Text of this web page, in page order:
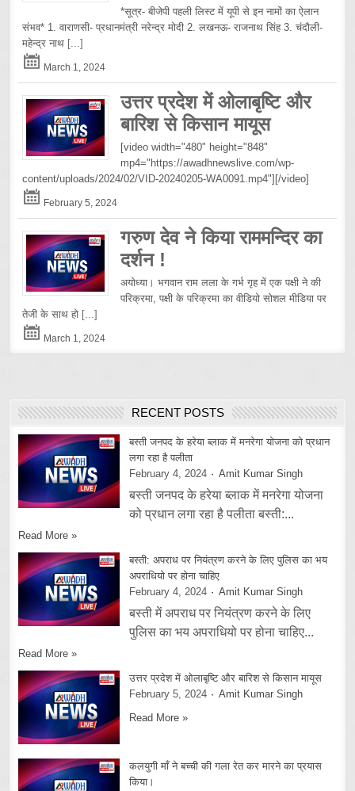
*सूत्र- बीजेपी पहली लिस्ट में यूपी से इन नामों का ऐलान
संभव* 1. वाराणसी- प्रधानमंत्री नरेन्द्र मोदी 2. लखनऊ- राजनाथ सिंह 3. चंदौली-
महेन्द्र नाथ [...]
March 1, 2024
उत्तर प्रदेश में ओलाबृष्टि और
बारिश से किसान मायूस
[video width="480" height="848"
mp4="https://awadhnewslive.com/wp-
content/uploads/2024/02/VID-20240205-WA0091.mp4"][/video]
February 5, 2024
गरुण देव ने किया राममन्दिर का
दर्शन !
अयोध्या। भगवान राम लला के गर्भ गृह में एक पक्षी ने की
परिक्रमा, पक्षी के परिक्रमा का वीडियो सोशल मीडिया पर
तेजी के साथ हो [...]
March 1, 2024
RECENT POSTS
बस्ती जनपद के हरेया ब्लाक में मनरेगा योजना को प्रधान
लगा रहा है पलीता
February 4, 2024
Amit Kumar Singh
बस्ती जनपद के हरेया ब्लाक में मनरेगा योजना
को प्रधान लगा रहा है पलीता बस्ती:...
Read More »
बस्ती: अपराध पर नियंत्रण करने के लिए पुलिस का भय
अपराधियो पर होना चाहिए
February 4, 2024
Amit Kumar Singh
बस्ती में अपराध पर नियंत्रण करने के लिए
पुलिस का भय अपराधियो पर होना चाहिए...
Read More »
उत्तर प्रदेश में ओलाबृष्टि और बारिश से किसान मायूस
February 5, 2024
Amit Kumar Singh
Read More »
कलयुगी माँ ने बच्ची की गला रेत कर मारने का प्रयास
किया।